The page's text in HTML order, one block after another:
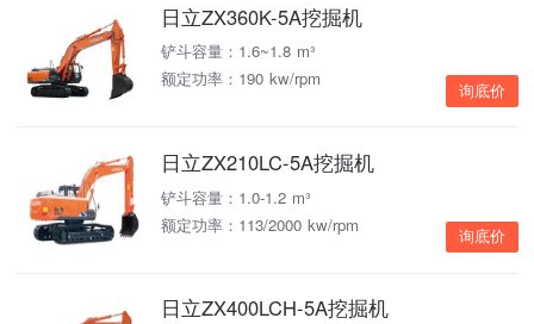
日立ZX360K-5A挖掘机
铲斗容量：1.6~1.8 m³
额定功率：190 kw/rpm
询底价
日立ZX210LC-5A挖掘机
铲斗容量：1.0-1.2 m³
额定功率：113/2000 kw/rpm
询底价
日立ZX400LCH-5A挖掘机